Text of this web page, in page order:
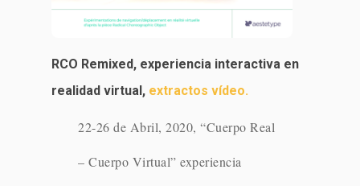
RCO Remixed, experiencia interactiva en
realidad virtual, extractos vídeo.
22-26 de Abril, 2020, “Cuerpo Real
– Cuerpo Virtual” experiencia